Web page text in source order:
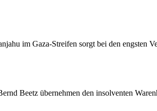
im Gaza-Streifen sorgt bei den engsten
Beetz übernehmen den insolventen